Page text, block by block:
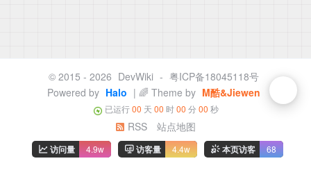
© 2015 - 2026 DevWiki - 粤ICP备18045118号
Powered by Halo | 🌈 Theme by M酷&Jiewen
已运行00 天 00 时00 分 00 秒
RSS 站点地图
访问量 4.9w 访客量 4.4w 本页访客 68